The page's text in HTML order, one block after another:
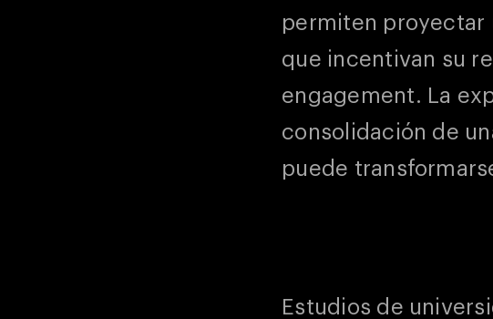
permiten proyectar
que incentivan su
engagement. La
consolidación de
puede
Estudios de